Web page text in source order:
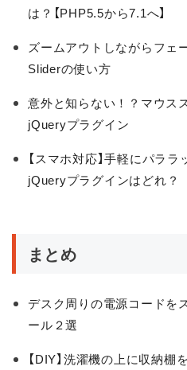
は？【PHP5.5から7.1へ】
ズームアウトしながらフェ
Sliderの使い方
意外と知らない！？マウス
jQueryプラグイン
【スマホ対応】手軽にパラ
jQueryプラグインはどれ？
まとめ
デスク周りの電源コードを
ール２選
【DIY】洗濯機の上に収納棚